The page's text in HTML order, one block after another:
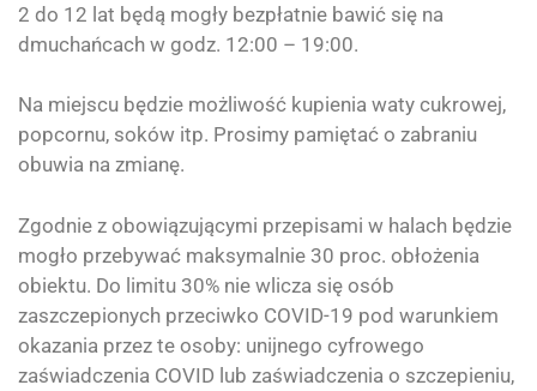
2 do 12 lat będą mogły bezpłatnie bawić się na
dmuchańcach w godz. 12:00 – 19:00.
Na miejscu będzie możliwość kupienia waty cukrowej,
popcornu, soków itp. Prosimy pamiętać o zabraniu
obuwia na zmianę.
Zgodnie z obowiązującymi przepisami w halach będzie
mogło przebywać maksymalnie 30 proc. obłożenia
obiektu. Do limitu 30% nie wlicza się osób
zaszczepionych przeciwko COVID-19 pod warunkiem
okazania przez te osoby: unijnego cyfrowego
zaświadczenia COVID lub zaświadczenia o szczepieniu,